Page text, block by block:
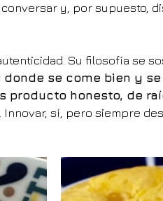
y, por supuesto,
Su filosofía se
se come bien y
producto honesto, de
. Innovar, sí, pero siempre